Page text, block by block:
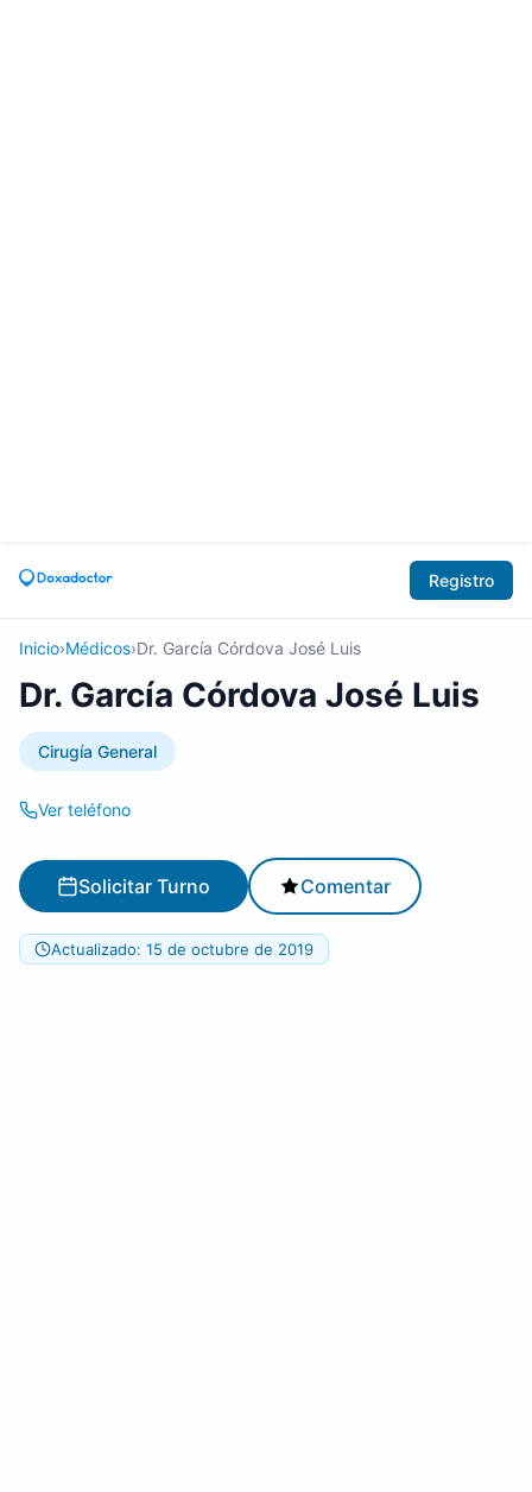
Registro
Inicio›Médicos›Dr. García Córdova José Luis
Dr. García Córdova José Luis
Cirugía General
Ver teléfono
Solicitar Turno Comentar
Actualizado: 15 de octubre de 2019